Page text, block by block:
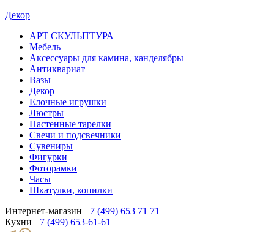
Декор
АРТ СКУЛЬПТУРА
Мебель
Аксессуары для камина, канделябры
Антиквариат
Вазы
Декор
Елочные игрушки
Люстры
Настенные тарелки
Свечи и подсвечники
Сувениры
Фигурки
Фоторамки
Часы
Шкатулки, копилки
Интернет-магазин +7 (499) 653 71 71
Кухни +7 (499) 653-61-61